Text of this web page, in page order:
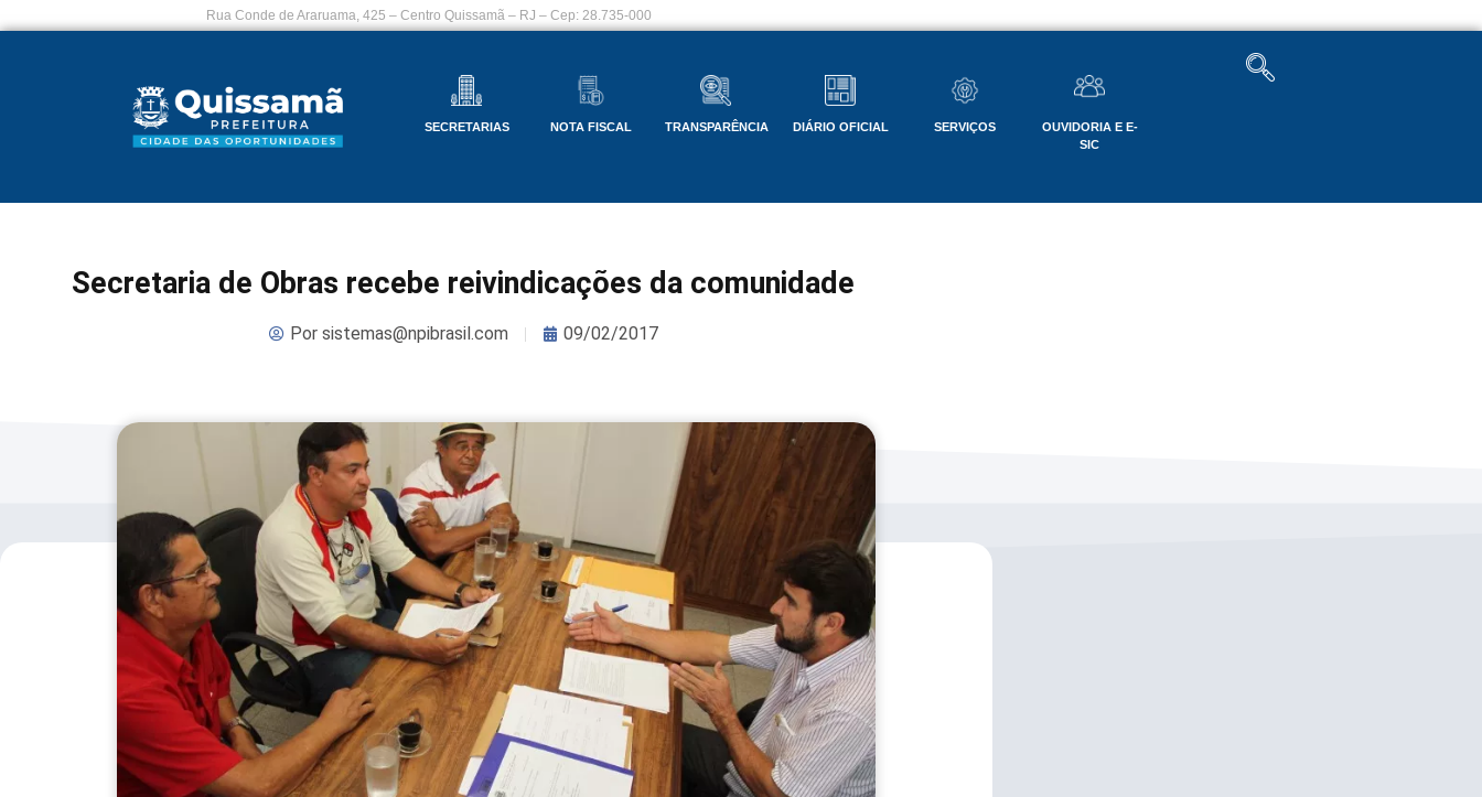
Rua Conde de Araruama, 425 – Centro Quissamã – RJ – Cep: 28.735-000
SECRETARIAS NOTA FISCAL TRANSPARÊNCIA DIÁRIO OFICIAL SERVIÇOS
OUVIDORIA E E-
SIC
Secretaria de Obras recebe reivindicações da comunidade
Porsistemas@npibrasil.com 09/02/2017